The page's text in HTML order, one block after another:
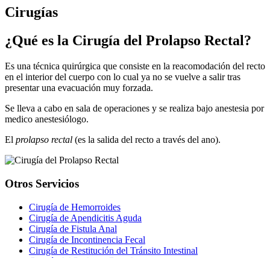
Cirugías
¿Qué es la Cirugía del Prolapso Rectal?
Es una técnica quirúrgica que consiste en la reacomodación del recto
en el interior del cuerpo con lo cual ya no se vuelve a salir tras
presentar una evacuación muy forzada.
Se lleva a cabo en sala de operaciones y se realiza bajo anestesia por
medico anestesiólogo.
El prolapso rectal (es la salida del recto a través del ano).
Otros Servicios
Cirugía de Hemorroides
Cirugía de Apendicitis Aguda
Cirugía de Fistula Anal
Cirugía de Incontinencia Fecal
Cirugía de Restitución del Tránsito Intestinal